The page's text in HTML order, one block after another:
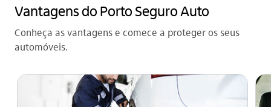
Vantagens do Porto Seguro Auto
Conheça as vantagens e comece a proteger os seus
automóveis.